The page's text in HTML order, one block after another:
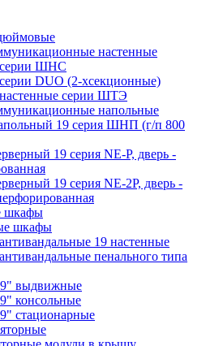
настенные
ШНС
DUO (2-хсекционные)
серии ШТЭ
напольные
19 серия ШНП (г/п 800
19 серия NE-P, дверь -
19 серия NE-2P, дверь -
шкафы
шкафы
19 настенные
пенального типа
выдвижные
консольные
стационарные